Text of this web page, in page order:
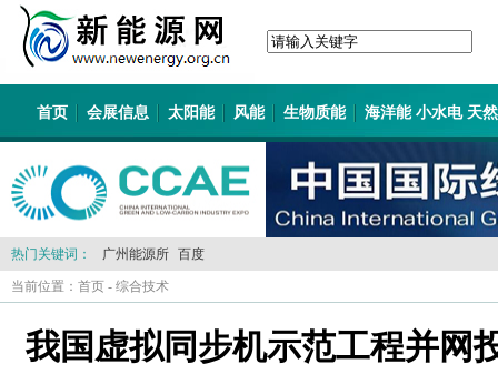
首页 会展信息 太阳能 风能 生物质能 海洋能 小水电 天
热门关键词： 广州能源所 百度
当前位置： 首页 - 综合技术
我国虚拟同步机示范工程并网